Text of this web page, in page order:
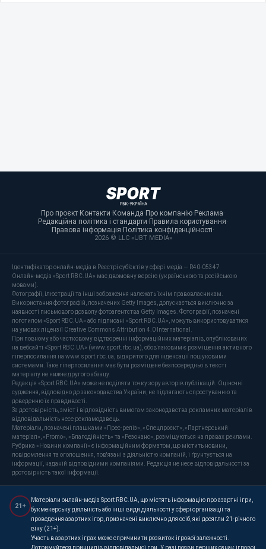
Про проєкт·Контакти·Команда·Про компанію·Реклама·
Редакційна політика і стандарти·Правила користування·
Правова інформація·Політика конфіденційності·
2026 © LLC «UBT MEDIA»
Ідентифікатор онлайн-медіа в Реєстрі суб’єктів у сфері медіа — R40-05347
Онлайн-медіа «Sport RBC.UA» має двомовну версію (українською та російською
мовами).
Фотографії, ілюстрації та інші зображення належать їхнім правовласникам.
Використання фотографій, позначених Getty Images, допускається виключно за
наявності письмового дозволу фотоагентства Getty Images. Фотографії, позначені
логотипом «Sport RBC.UA» або підписані «Sport RBC.UA», можуть використовуватися
на умовах ліцензії Creative Commons Attribution 4.0 International.
При повному або частковому відтворенні інформаційних матеріалів, опублікованих
на вебсайті «Sport RBC.UA» (www.sport.rbc.ua), обов'язковим є розміщення активного
гіперпосилання на www.sport.rbc.ua, відкритого для індексації пошуковими
системами. Таке гіперпосилання має бути розміщене безпосередньо в тексті
матеріалу не нижче другого абзацу.
Редакція «Sport RBC.UA» може не поділяти точку зору авторів публікацій. Оціночні
судження, відповідно до законодавства України, не підлягають спростуванню та
доведенню їх правдивості.
За достовірність, зміст і відповідність вимогам законодавства рекламних матеріалів
відповідальність несе рекламодавець.
Матеріали, позначені плашками «Прес-реліз», «Спецпроєкт», «Партнерський
матеріал», «Promo», «Благодійність» та «Резонанс», розміщуються на правах реклами.
Рубрика «Новини компанії» є інформаційним форматом, що містить новини,
повідомлення та оголошення, пов'язані з діяльністю компаній, і ґрунтується на
інформації, наданій відповідними компаніями. Редакція не несе відповідальності за
достовірність такої інформації.
21+
Матеріали онлайн-медіа Sport RBC.UA, що містять інформацію про азартні ігри,
букмекерську діяльність або інші види діяльності у сфері організації та
проведення азартних ігор, призначені виключно для осіб, які досягли 21-річного
віку (21+).
Участь в азартних іграх може спричинити розвиток ігрової залежності.
Дотримуйтеся принципів відповідальної гри. У разі появи перших ознак ігрової